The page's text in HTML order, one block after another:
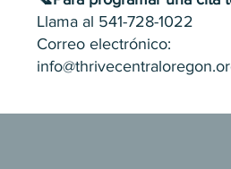
Llama al 541-728-1022
Correo electrónico: